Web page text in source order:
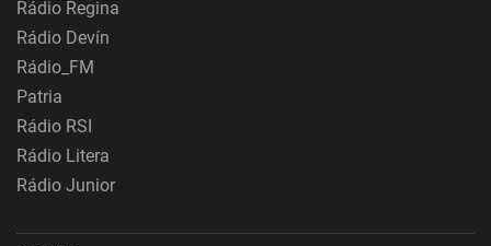
Rádio Regina
Rádio Devín
Rádio_FM
Patria
Rádio RSI
Rádio Litera
Rádio Junior